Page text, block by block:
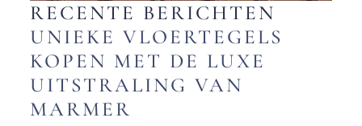
RECENTE BERICHTEN
UNIEKE VLOERTEGELS
KOPEN MET DE LUXE
UITSTRALING VAN
MARMER